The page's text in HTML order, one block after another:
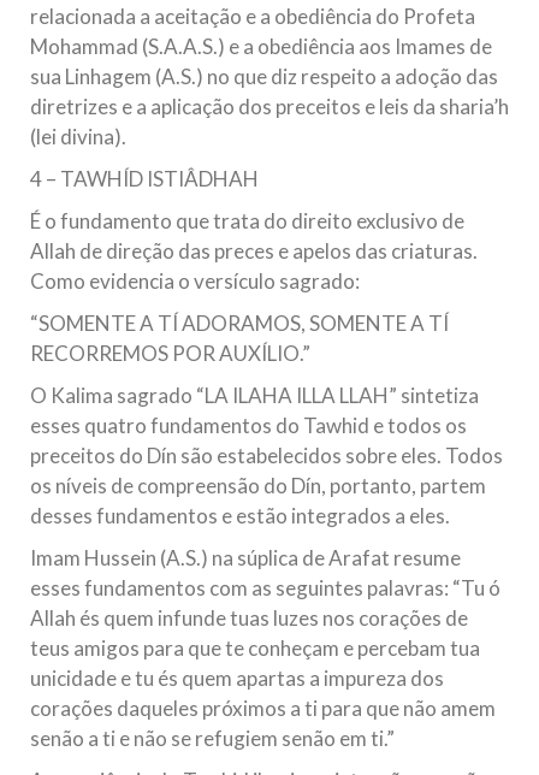
relacionada a aceitação e a obediência do Profeta
Mohammad (S.A.A.S.) e a obediência aos Imames de
sua Linhagem (A.S.) no que diz respeito a adoção das
diretrizes e a aplicação dos preceitos e leis da sharia’h
(lei divina).
4 – TAWHÍD ISTIÂDHAH
É o fundamento que trata do direito exclusivo de
Allah de direção das preces e apelos das criaturas.
Como evidencia o versículo sagrado:
“SOMENTE A TÍ ADORAMOS, SOMENTE A TÍ
RECORREMOS POR AUXÍLIO.”
O Kalima sagrado “LA ILAHA ILLA LLAH” sintetiza
esses quatro fundamentos do Tawhid e todos os
preceitos do Dín são estabelecidos sobre eles. Todos
os níveis de compreensão do Dín, portanto, partem
desses fundamentos e estão integrados a eles.
Imam Hussein (A.S.) na súplica de Arafat resume
esses fundamentos com as seguintes palavras: “Tu ó
Allah és quem infunde tuas luzes nos corações de
teus amigos para que te conheçam e percebam tua
unicidade e tu és quem apartas a impureza dos
corações daqueles próximos a ti para que não amem
senão a ti e não se refugiem senão em ti.”